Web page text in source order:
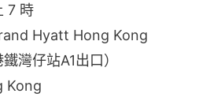
7 時
Hyatt Hong Kong
灣仔站A1出口）
Kong